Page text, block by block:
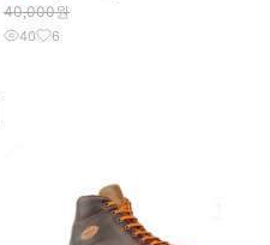
40,000원
40 6